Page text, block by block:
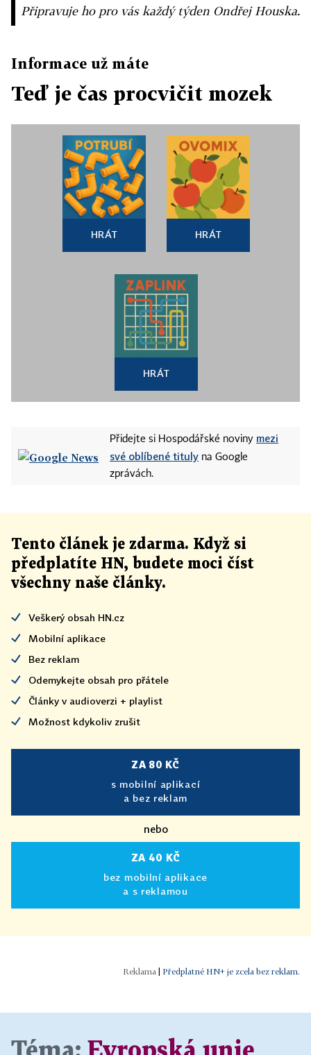
Připravuje ho pro vás každý týden Ondřej Houska.
Informace už máte
Teď je čas procvičit mozek
HRÁT HRÁT
HRÁT
Přidejte si Hospodářské noviny mezi
své oblíbené tituly na Google
zprávách.
Tento článek je zdarma. Když si
předplatíte HN, budete moci číst
všechny naše články.
Veškerý obsah HN.cz
Mobilní aplikace
Bez reklam
Odemykejte obsah pro přátele
Články v audioverzi + playlist
Možnost kdykoliv zrušit
ZA 80 KČ
s mobilní aplikací
a bez reklam
nebo
ZA 40 KČ
bez mobilní aplikace
a s reklamou
| Předplatné HN+ je zcela bez reklam.